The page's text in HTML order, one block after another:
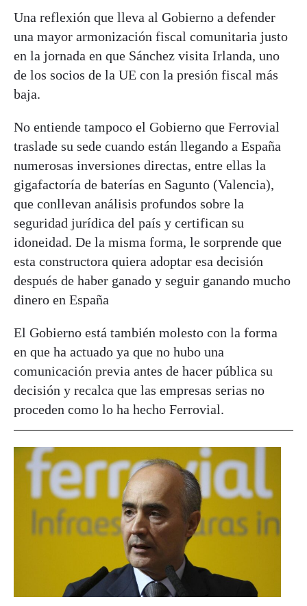
Una reflexión que lleva al Gobierno a defender
una mayor armonización fiscal comunitaria justo
en la jornada en que Sánchez visita Irlanda, uno
de los socios de la UE con la presión fiscal más
baja.
No entiende tampoco el Gobierno que Ferrovial
traslade su sede cuando están llegando a España
numerosas inversiones directas, entre ellas la
gigafactoría de baterías en Sagunto (Valencia),
que conllevan análisis profundos sobre la
seguridad jurídica del país y certifican su
idoneidad. De la misma forma, le sorprende que
esta constructora quiera adoptar esa decisión
después de haber ganado y seguir ganando mucho
dinero en España
El Gobierno está también molesto con la forma
en que ha actuado ya que no hubo una
comunicación previa antes de hacer pública su
decisión y recalca que las empresas serias no
proceden como lo ha hecho Ferrovial.